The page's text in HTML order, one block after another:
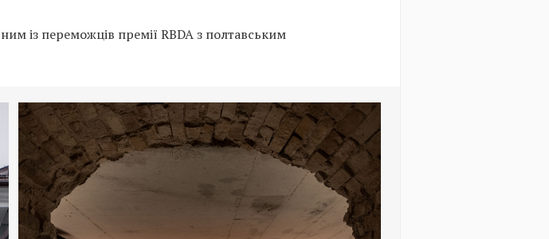
із переможців премії RBDA з полтавським